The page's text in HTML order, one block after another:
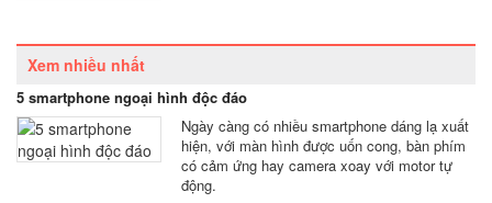
Xem nhiều nhất
5 smartphone ngoại hình độc đáo
Ngày càng có nhiều smartphone dáng lạ xuất
hiện, với màn hình được uốn cong, bàn phím
có cảm ứng hay camera xoay với motor tự
động.